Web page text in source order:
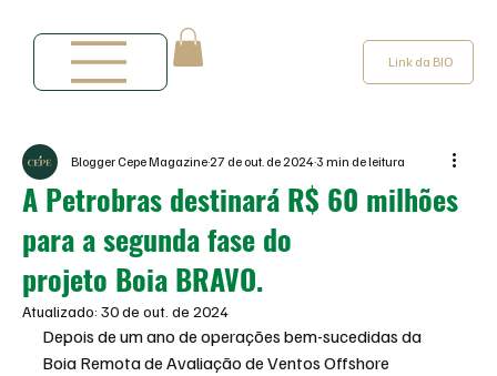
Link da BIO
A Petrobras destinará R$ 60 milhões
para a segunda fase do
projeto Boia BRAVO.
Blogger Cepe Magazine27 de out. de 2024 3 min de leitura
Atualizado: 30 de out. de 2024
Depois de um ano de operações bem-sucedidas da
Boia Remota de Avaliação de Ventos Offshore